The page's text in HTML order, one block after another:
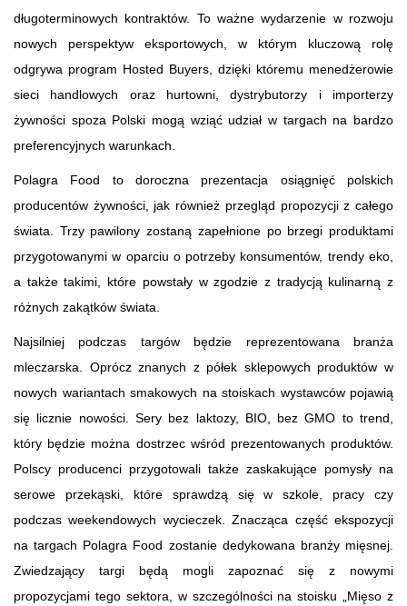
długoterminowych kontraktów. To ważne wydarzenie w rozwoju
nowych perspektyw eksportowych, w którym kluczową rolę
odgrywa program Hosted Buyers, dzięki któremu menedżerowie
sieci handlowych oraz hurtowni, dystrybutorzy i importerzy
żywności spoza Polski mogą wziąć udział w targach na bardzo
preferencyjnych warunkach.
Polagra Food to doroczna prezentacja osiągnięć polskich
producentów żywności, jak również przegląd propozycji z całego
świata. Trzy pawilony zostaną zapełnione po brzegi produktami
przygotowanymi w oparciu o potrzeby konsumentów, trendy eko,
a także takimi, które powstały w zgodzie z tradycją kulinarną z
różnych zakątków świata.
Najsilniej podczas targów będzie reprezentowana branża
mleczarska. Oprócz znanych z półek sklepowych produktów w
nowych wariantach smakowych na stoiskach wystawców pojawią
się licznie nowości. Sery bez laktozy, BIO, bez GMO to trend,
który będzie można dostrzec wśród prezentowanych produktów.
Polscy producenci przygotowali także zaskakujące pomysły na
serowe przekąski, które sprawdzą się w szkole, pracy czy
podczas weekendowych wycieczek. Znacząca część ekspozycji
na targach Polagra Food zostanie dedykowana branży mięsnej.
Zwiedzający targi będą mogli zapoznać się z nowymi
propozycjami tego sektora, w szczególności na stoisku „Mięso z